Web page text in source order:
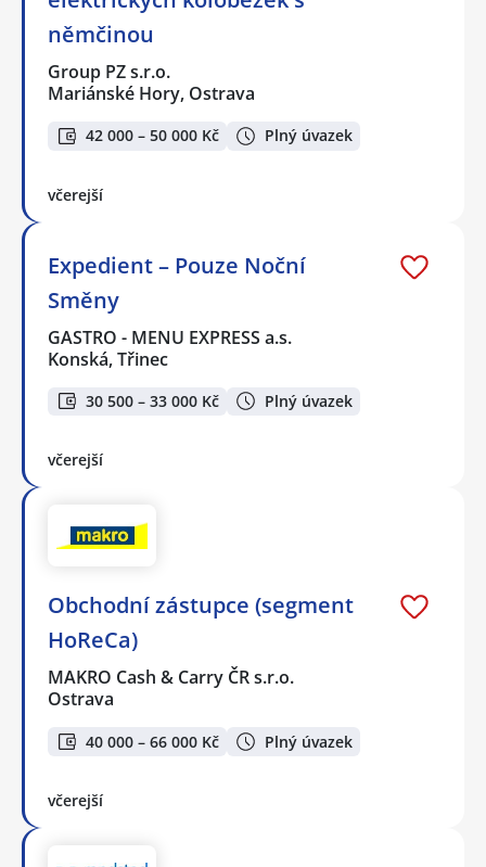
němčinou
Group PZ s.r.o.
Mariánské Hory, Ostrava
42 000 – 50 000 Kč Plný úvazek
včerejší
Expedient – Pouze Noční
Směny
GASTRO - MENU EXPRESS a.s.
Konská, Třinec
30 500 – 33 000 Kč Plný úvazek
včerejší
Obchodní zástupce (segment
HoReCa)
MAKRO Cash & Carry ČR s.r.o.
Ostrava
40 000 – 66 000 Kč Plný úvazek
včerejší